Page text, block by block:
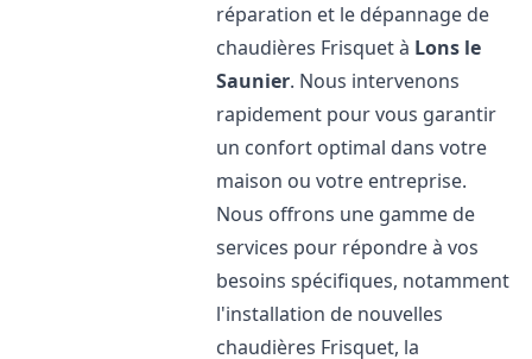
réparation et le dépannage de
chaudières Frisquet à Lons le
Saunier. Nous intervenons
rapidement pour vous garantir
un confort optimal dans votre
maison ou votre entreprise.
Nous offrons une gamme de
services pour répondre à vos
besoins spécifiques, notamment
l'installation de nouvelles
chaudières Frisquet, la